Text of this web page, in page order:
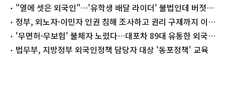
'불법 굴레'
"열에 셋은 외국인"…'유학생 배달 라이더' 불법인데 버젓이
'질주'
정부, 외노자·이민자 인권 침해 조사하고 권리 구제까지 이끈
다 '무면허·무보험' 불체자 노렸다…대포차 89대 유통한 외국인
덜미법무부, 지방정부 외국인정책 담당자 대상 '동포정책' 교육